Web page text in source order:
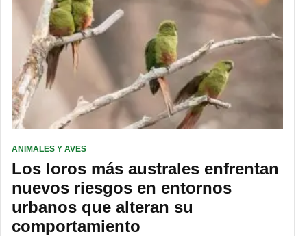
ANIMALES Y AVES
Los loros más australes enfrentan
nuevos riesgos en entornos
urbanos que alteran su
comportamiento